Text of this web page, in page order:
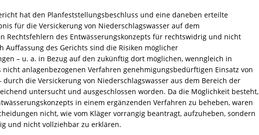
hat den Planfeststellungsbeschluss und eine daneben erteilte
für die Versickerung von Niederschlagswasser auf dem
Rechtsfehlern des Entwässerungskonzepts für rechtswidrig und nicht
Auffassung des Gerichts sind die Risiken möglicher
– u. a. in Bezug auf den zukünftig dort möglichen, wenngleich in
anlagenbezogenen Verfahren genehmigungsbedürftigen Einsatz von
durch die Versickerung von Niederschlagswasser aus dem Bereich der
untersucht und ausgeschlossen worden. Da die Möglichkeit besteht,
in einem ergänzenden Verfahren zu beheben, waren
nicht, wie vom Kläger vorrangig beantragt, aufzuheben, sondern
und nicht vollziehbar zu erklären.